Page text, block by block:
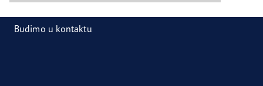
Budimo u kontaktu